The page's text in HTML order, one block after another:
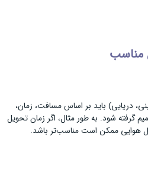
مناسب
دریایی) باید بر اساس مسافت، زمان،
شود. به طور مثال، اگر زمان تحویل
هوایی ممکن است مناسب‌تر باشد.